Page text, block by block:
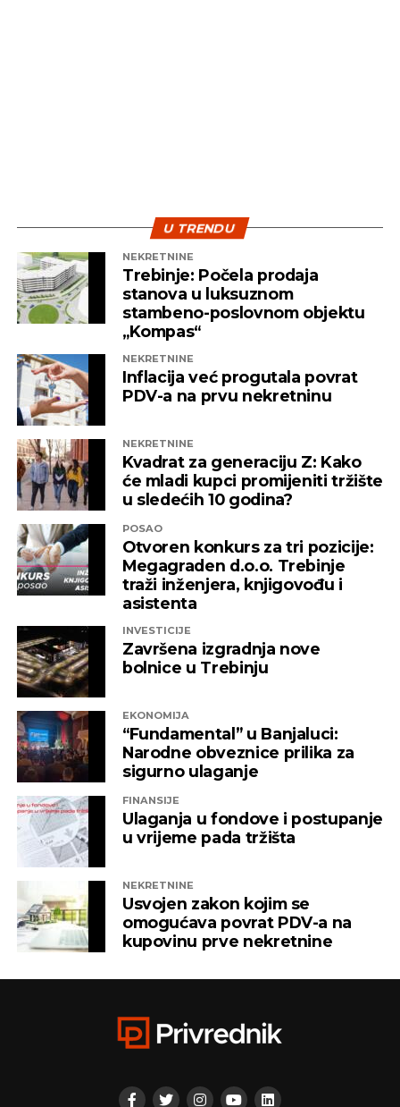
U TRENDU
NEKRETNINE
Trebinje: Počela prodaja
stanova u luksuznom
stambeno-poslovnom objektu
„Kompas“
NEKRETNINE
Inflacija već progutala povrat
PDV-a na prvu nekretninu
NEKRETNINE
Kvadrat za generaciju Z: Kako
će mladi kupci promijeniti tržište
u sledećih 10 godina?
POSAO
Otvoren konkurs za tri pozicije:
Megagraden d.o.o. Trebinje
traži inženjera, knjigovođu i
asistenta
INVESTICIJE
Završena izgradnja nove
bolnice u Trebinju
EKONOMIJA
“Fundamental” u Banjaluci:
Narodne obveznice prilika za
sigurno ulaganje
FINANSIJE
Ulaganja u fondove i postupanje
u vrijeme pada tržišta
NEKRETNINE
Usvojen zakon kojim se
omogućava povrat PDV-a na
kupovinu prve nekretnine